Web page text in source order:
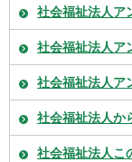
社会福祉法人ア
社会福祉法人ア
社会福祉法人ア
社会福祉法人か
社会福祉法人こ